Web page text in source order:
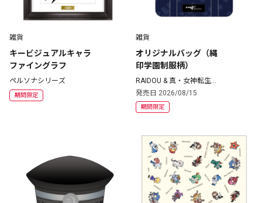
雑貨
キービジュアルキャラ
ファイングラフ
ペルソナシリーズ
期間限定
雑貨
オリジナルバッグ（縄
印学園制服柄）
RAIDOU & 真・女神転生
シリーズ
発売日 2026/08/15
期間限定